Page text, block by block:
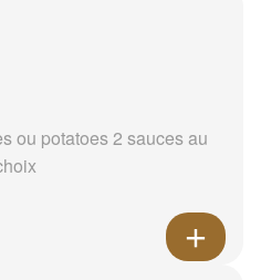
ou potatoes 2 sauces au